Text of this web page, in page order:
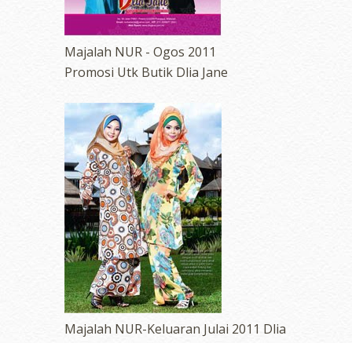
Majalah NUR - Ogos 2011
Promosi Utk Butik Dlia Jane
Majalah NUR-Keluaran Julai 2011 Dlia